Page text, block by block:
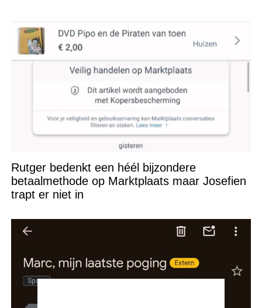
Rutger bedenkt een héél bijzondere
betaalmethode op Marktplaats maar Josefien
trapt er niet in